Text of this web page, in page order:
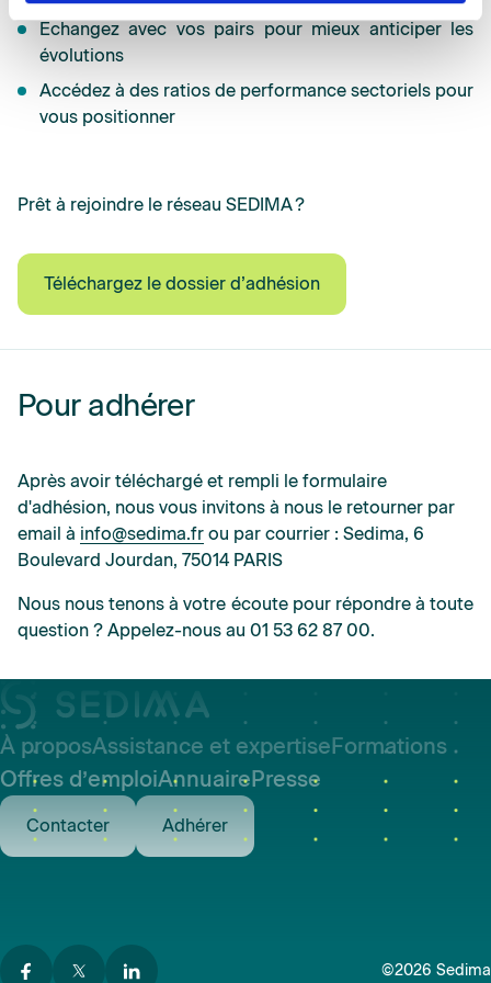
Échangez avec vos pairs pour mieux anticiper les
évolutions
Accédez à des ratios de performance sectoriels pour
vous positionner
Prêt à rejoindre le réseau SEDIMA ?
Téléchargez le dossier d’adhésion
Pour adhérer
Après avoir téléchargé et rempli le formulaire
d'adhésion, nous vous invitons à nous le retourner par
email à info@sedima.fr ou par courrier : Sedima, 6
Boulevard Jourdan, 75014 PARIS
Nous nous tenons à votre écoute pour répondre à toute
question ? Appelez-nous au 01 53 62 87 00.
À proposAssistance et expertiseFormations
Offres d’emploiAnnuairePresse
Contacter Adhérer
©2026 Sedima